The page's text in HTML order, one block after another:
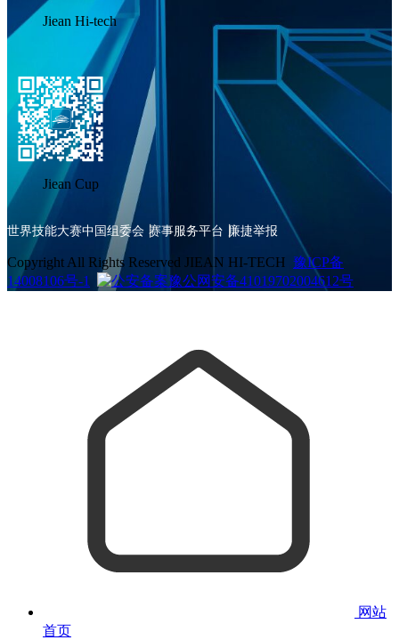
Jiean Hi-tech
Jiean Cup
世界技能大赛中国组委会 赛事服务平台 廉捷举报
Copyright All Rights Reserved JIEAN HI-TECH 豫ICP备
14008106号-1
豫公网安备41019702004612号
网站
首页